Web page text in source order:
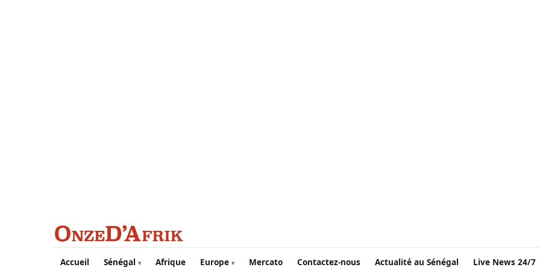
Aller au contenu principal
Accueil Sénégal Afrique Europe Mercato Contactez-nous Actualité au Sénégal Live News 24/7